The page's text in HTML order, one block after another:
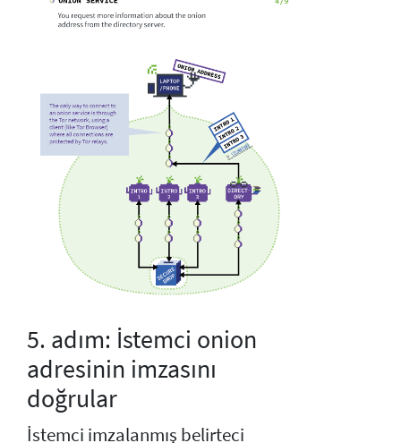
5. adım: İstemci onion
adresinin imzasını
doğrular
İstemci imzalanmış belirteci